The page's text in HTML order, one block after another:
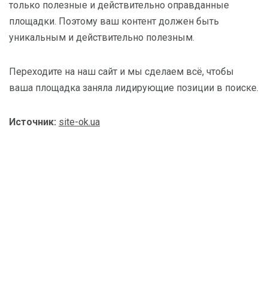
только полезные и действительно оправданные
площадки. Поэтому ваш контент должен быть
уникальным и действительно полезным.
Переходите на наш сайт и мы сделаем всё, чтобы
ваша площадка заняла лидирующие позиции в поиске.
Источник: site-ok.ua